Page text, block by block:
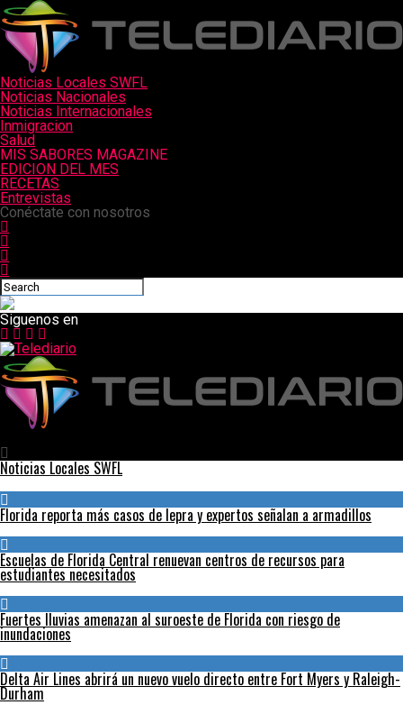
Noticias Locales SWFL
Noticias Nacionales
Noticias Internacionales
Inmigracion
Salud
MIS SABORES MAGAZINE
EDICION DEL MES
RECETAS
Entrevistas
Conéctate con nosotros
Siguenos en
Noticias Locales SWFL
Florida reporta más casos de lepra y expertos señalan a armadillos
Escuelas de Florida Central renuevan centros de recursos para
estudiantes necesitados
Fuertes lluvias amenazan al suroeste de Florida con riesgo de
inundaciones
Delta Air Lines abrirá un nuevo vuelo directo entre Fort Myers y Raleigh-
Durham